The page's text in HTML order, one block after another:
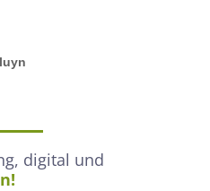
digital und